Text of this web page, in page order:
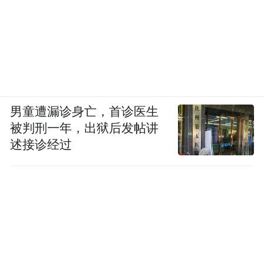
男童遭漏诊身亡，首诊医生
被判刑一年，出狱后发帖讲
述接诊经过